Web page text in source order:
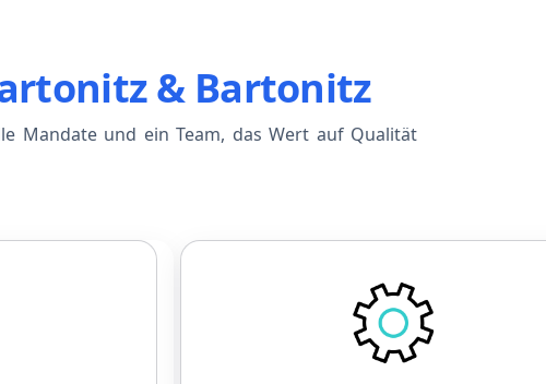
& Bartonitz
Mandate und ein Team, das Wert auf Qualität
Einführungsprogramm zu Beginn
Fester Ansprechpartner für die